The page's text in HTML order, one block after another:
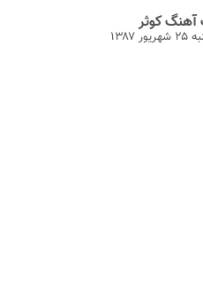
آهنگ کوثر
۱۳۸۷